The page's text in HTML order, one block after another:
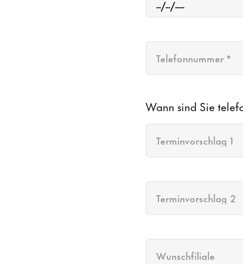
Telefonnummer *
Wann sind Sie
Terminvorschlag 1
Terminvorschlag 2
Wunschfiliale